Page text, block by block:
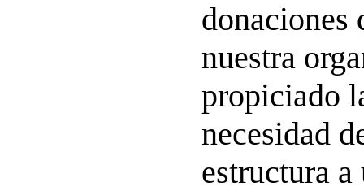
donaciones
nuestra
propiciado
necesidad
estructura